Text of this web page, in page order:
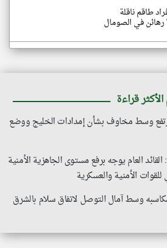
طاقم ناقلة
رهائن في الصومال
قراءة
وسط مخاوف بشأن إمدادات الخليج ووضع
القائد العام يوجه برفع مستوى الجاهزية الأمنية
للقوات الأمنية والعسكرية
وسط آمال التوصل لاتفاق سلام بالشرق